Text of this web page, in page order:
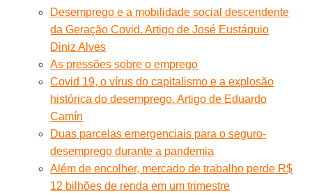
Desemprego e a mobilidade social descendente
da Geração Covid. Artigo de José Eustáquio
Diniz Alves
As pressões sobre o emprego
Covid 19, o vírus do capitalismo e a explosão
histórica do desemprego. Artigo de Eduardo
Camín
Duas parcelas emergenciais para o seguro-
desemprego durante a pandemia
Além de encolher, mercado de trabalho perde R$
12 bilhões de renda em um trimestre